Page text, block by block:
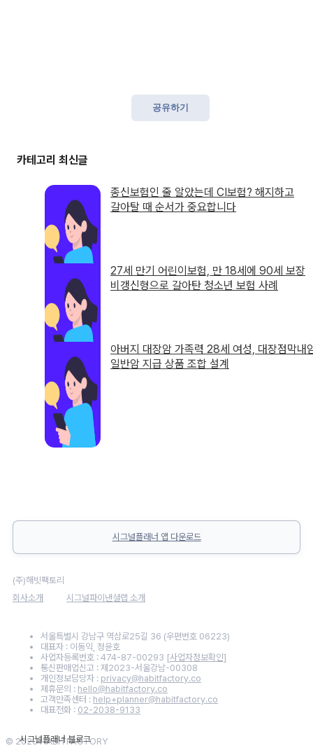
공유하기
종신보험인 줄 알았는데 CI보험? 해지하고
갈아탈 때 순서가 중요합니다
27세 만기 어린이보험, 만 18세에 90세 보장
비갱신형으로 갈아탄 청소년 보험 사례
아버지 대장암 가족력 28세 여성, 대장점막내
일반암 지급 상품 조합 설계
시그널플래너 앱 다운로드
(주)해빗팩토리
회사소개
시그널파이낸셜랩 소개
서울특별시 강남구 역삼로25길 36 (우편번호 06223)
대표자 : 이동익, 정윤호
사업자등록번호 : 474-87-00293 [사업자정보확인]
통신판매업신고 : 제2023-서울강남-00308
개인정보담당자 : privacy@habitfactory.co
제휴문의 : hello@habitfactory.co
고객만족센터 : help+planner@habitfactory.co
대표전화 : 02-2038-9133
© 2020 HABITFACTORY